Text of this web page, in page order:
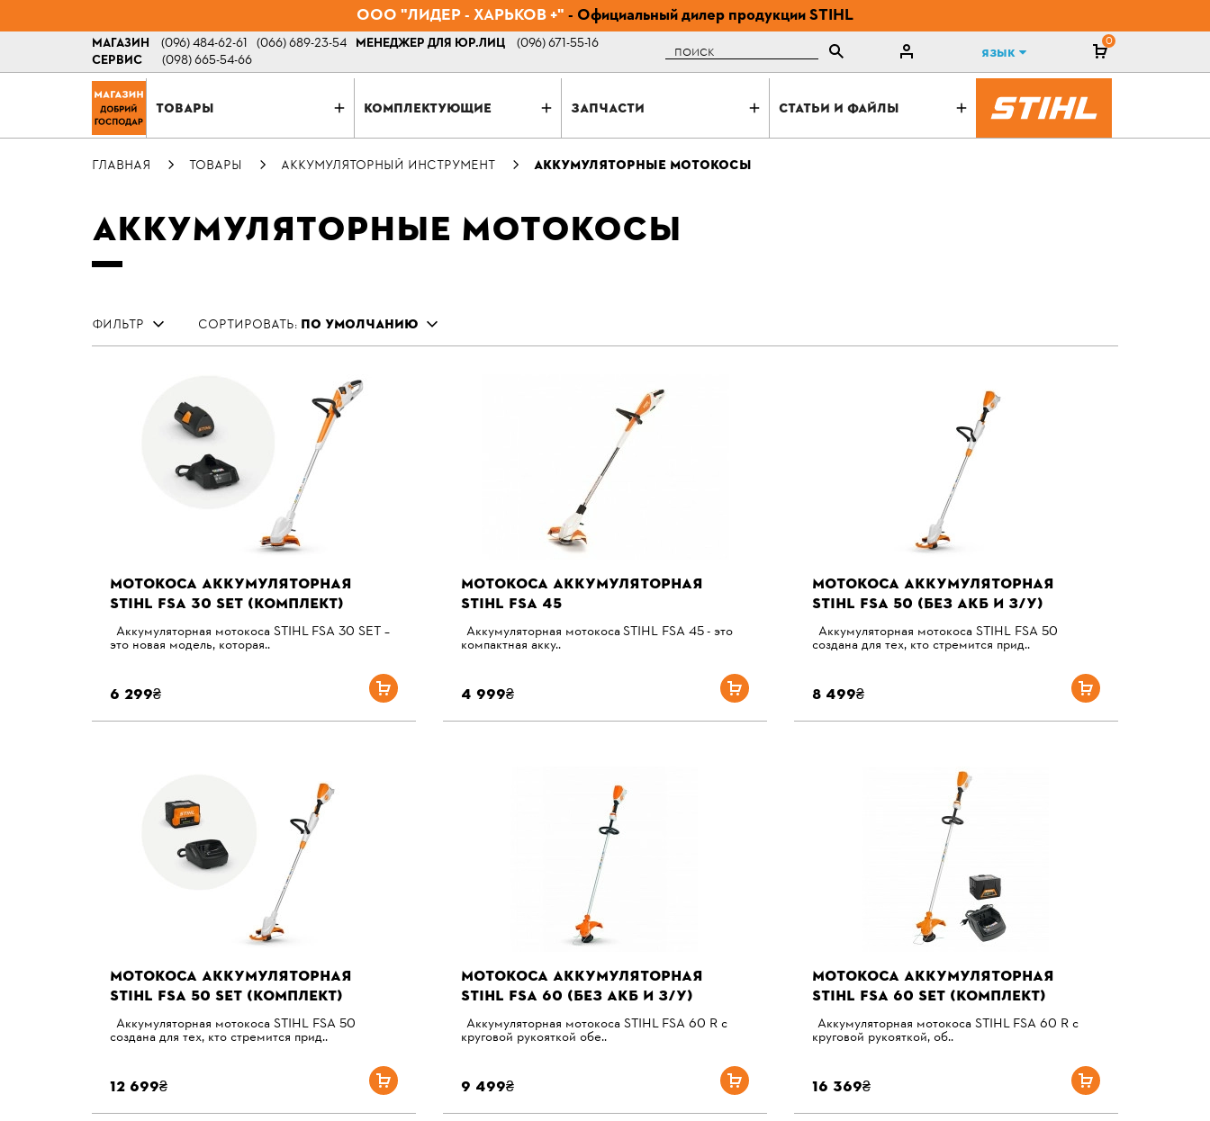
ООО "ЛИДЕР - ХАРЬКОВ +" - Официальный дилер продукции STIHL
МАГАЗИН (096) 484-62-61 (066) 689-23-54 МЕНЕДЖЕР ДЛЯ ЮР.ЛИЦ
(096) 671-55-16
СЕРВИС
(098) 665-54-66 Поиск Язык
0
ТОВАРЫ КОМПЛЕКТУЮЩИЕ ЗАПЧАСТИ СТАТЬИ И ФАЙЛЫ
ГЛАВНАЯ ТОВАРЫ АККУМУЛЯТОРНЫЙ ИНСТРУМЕНТ АККУМУЛЯТОРНЫЕ МОТОКОСЫ
АККУМУЛЯТОРНЫЕ МОТОКОСЫ
ФИЛЬТР СОРТИРОВАТЬ: ПО УМОЛЧАНИЮ
МОТОКОСА АККУМУЛЯТОРНАЯ
STIHL FSA 30 SET (КОМПЛЕКТ)
Аккумуляторная мотокоса STIHL FSA 30 SET –
это новая модель, которая..
6 299₴
МОТОКОСА АККУМУЛЯТОРНАЯ
STIHL FSA 45
Аккумуляторная мотокоса STIHL FSA 45 - это
компактная акку..
4 999₴
МОТОКОСА АККУМУЛЯТОРНАЯ
STIHL FSA 50 (БЕЗ АКБ И З/У)
Аккумуляторная мотокоса STIHL FSA 50
создана для тех, кто стремится прид..
8 499₴
МОТОКОСА АККУМУЛЯТОРНАЯ
STIHL FSA 50 SET (КОМПЛЕКТ)
Аккумуляторная мотокоса STIHL FSA 50
создана для тех, кто стремится прид..
12 699₴
МОТОКОСА АККУМУЛЯТОРНАЯ
STIHL FSA 60 (БЕЗ АКБ И З/У)
Аккумуляторная мотокоса STIHL FSA 60 R с
круговой рукояткой обе..
9 499₴
МОТОКОСА АККУМУЛЯТОРНАЯ
STIHL FSA 60 SET (КОМПЛЕКТ)
Аккумуляторная мотокоса STIHL FSA 60 R с
круговой рукояткой, об..
16 369₴